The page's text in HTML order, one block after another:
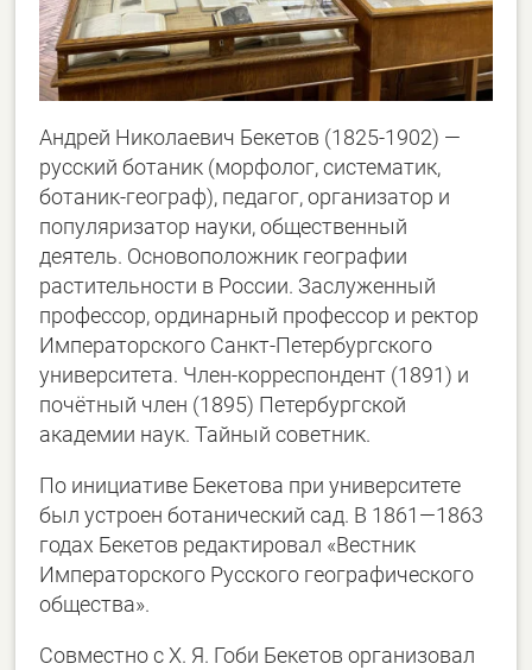
Андрей Николаевич Бекетов (1825-1902) —
русский ботаник (морфолог, систематик,
ботаник-географ), педагог, организатор и
популяризатор науки, общественный
деятель. Основоположник географии
растительности в России. Заслуженный
профессор, ординарный профессор и ректор
Императорского Санкт-Петербургского
университета. Член-корреспондент (1891) и
почётный член (1895) Петербургской
академии наук. Тайный советник.
По инициативе Бекетова при университете
был устроен ботанический сад. В 1861—1863
годах Бекетов редактировал «Вестник
Императорского Русского географического
общества».
Совместно с Х. Я. Гоби Бекетов организовал